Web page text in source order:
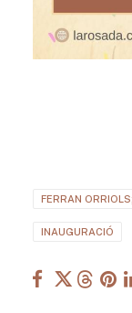
FERRAN
INAUGURACIÓ